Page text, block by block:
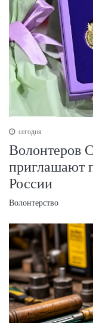
сегодня
Волонтеров
приглашают
России
Волонтерство